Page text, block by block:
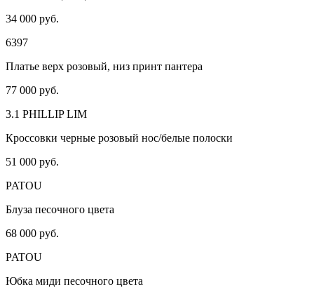
34 000 руб.
6397
Платье верх розовый, низ принт пантера
77 000 руб.
3.1 PHILLIP LIM
Кроссовки черные розовый нос/белые полоски
51 000 руб.
PATOU
Блуза песочного цвета
68 000 руб.
PATOU
Юбка миди песочного цвета